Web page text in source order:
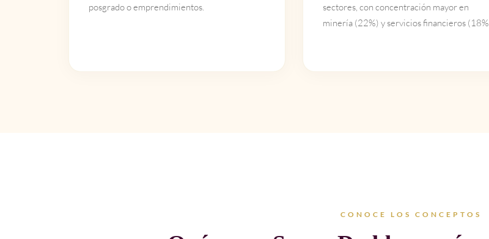
posgrado o emprendimientos.
sectores, con concentración mayor en
minería (22%) y servicios financieros
CONOCE LOS CONCEPTOS